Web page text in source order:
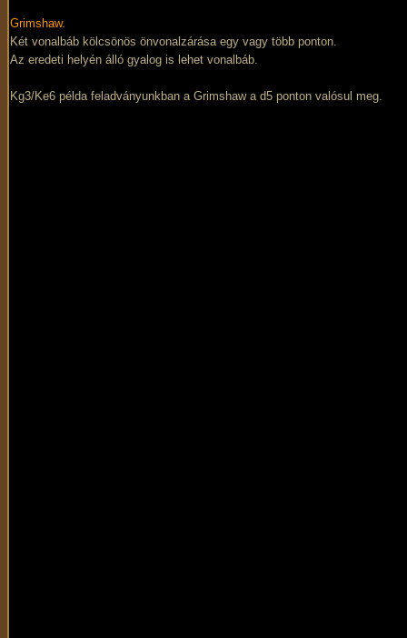
Grimshaw.
Két vonalbáb kölcsönös önvonalzárása egy vagy több ponton.
Az eredeti helyén álló gyalog is lehet vonalbáb.
Kg3/Ke6 példa feladványunkban a Grimshaw a d5 ponton valósul meg.